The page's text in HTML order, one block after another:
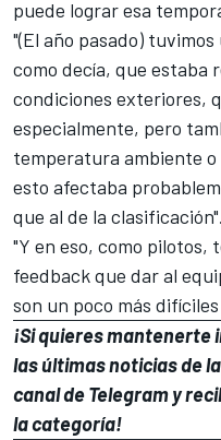
puede lograr esa
"(El año pasado)
como decía, que estaba
condiciones exteriores,
especialmente, pero
temperatura ambiente
esto afectaba
que al de la clasificación".
"Y en eso, como pilotos,
feedback que dar al
son un poco más
¡Si quieres
las últimas noticias de
canal de Telegramy
la categoría!